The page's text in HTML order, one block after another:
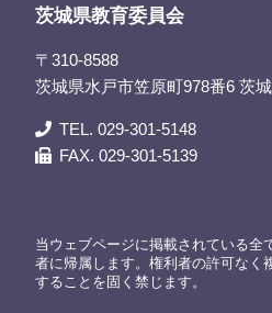
茨城県教育委員会
〒310-8588
茨城県水戸市笠原町978番6 茨
TEL. 029-301-5148
FAX. 029-301-5139
当ウェブページに掲載されている全
者に帰属します。権利者の許可なく
することを固く禁じます。